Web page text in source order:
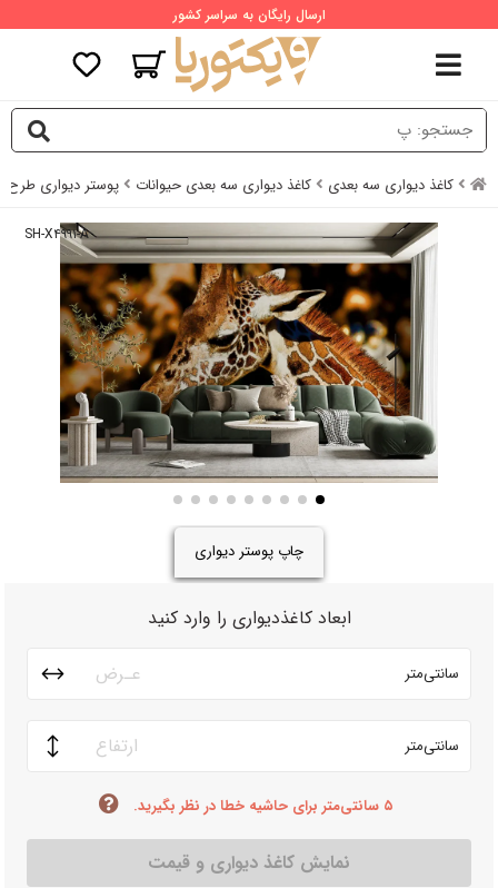
ارسال رایگان به سراسر کشور
کاغذ دیواری سه بعدی کاغذ دیواری سه بعدی حیوانات پوستر دیواری طرح
SH-X۴۹۹۱-A
چاپ پوستر دیواری
ابعاد کاغذدیواری را وارد کنید
سانتی‌متر
سانتی‌متر
۵ سانتی‌متر برای حاشیه خطا در نظر بگیرید.
نمایش کاغذ دیواری و قیمت